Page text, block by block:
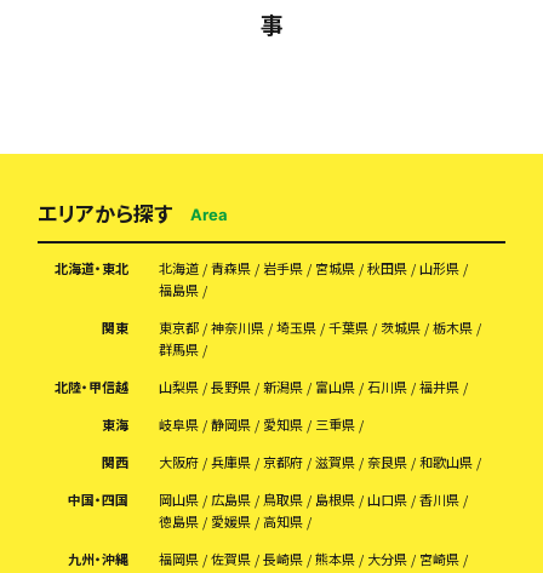
事
エリアから探す Area
北海道・東北 北海道 青森県 岩手県 宮城県 秋田県
山形県
福島県
関東
東京都 神奈川県 埼玉県 千葉県 茨城県
栃木県
群馬県
北陸・甲信越
山梨県 長野県 新潟県 富山県 石川県
福井県
東海
岐阜県 静岡県 愛知県
三重県
関西
大阪府 兵庫県 京都府 滋賀県 奈良県
和歌山県
中国・四国
岡山県 広島県 鳥取県 島根県 山口県
香川県
徳島県
愛媛県
高知県
九州・沖縄
福岡県 佐賀県 長崎県 熊本県 大分県
宮崎県